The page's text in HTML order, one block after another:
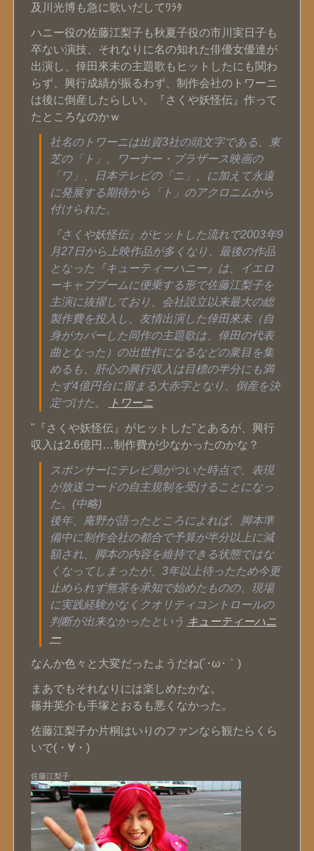
及川光博も急に歌いだしてﾜﾗﾀ
ハニー役の佐藤江梨子も秋夏子役の市川実日子も
卒ない演技、それなりに名の知れた俳優女優達が
出演し、倖田來未の主題歌もヒットしたにも関わ
らず、興行成績が振るわず、制作会社のトワーニ
は後に倒産したらしい。『さくや妖怪伝』作って
たところなのかｗ
社名のトワーニは出資3社の頭文字である、東
芝の「ト」、ワーナー・ブラザース映画の
「ワ」、日本テレビの「ニ」、に加えて永遠
に発展する期待から「ト」のアクロニムから
付けられた。
『さくや妖怪伝』がヒットした流れで2003年9
月27日から上映作品が多くなり、最後の作品
となった『キューティーハニー』は、イエロ
ーキャブブームに便乗する形で佐藤江梨子を
主演に抜擢しており、会社設立以来最大の総
製作費を投入し、友情出演した倖田來未（自
身がカバーした同作の主題歌は、倖田の代表
曲となった）の出世作になるなどの衆目を集
めるも、肝心の興行収入は目標の半分にも満
たず4億円台に留まる大赤字となり、倒産を決
定づけた。
トワーニ
"『さくや妖怪伝』がヒットした"とあるが、興行
収入は2.6億円…制作費が少なかったのかな？
スポンサーにテレビ局がついた時点で、表現
が放送コードの自主規制を受けることになっ
た。(中略)
後年、庵野が語ったところによれば、脚本準
備中に制作会社の都合で予算が半分以上に減
額され、脚本の内容を維持できる状態ではな
くなってしまったが、3年以上待ったため今更
止められず無茶を承知で始めたものの、現場
に実践経験がなくクオリティコントロールの
判断が出来なかったという キューティーハニ
ー
なんか色々と大変だったようだね(´･ω･｀)
まあでもそれなりには楽しめたかな。
篠井英介も手塚とおるも悪くなかった。
佐藤江梨子か片桐はいりのファンなら観たらくら
いで(・∀・)
佐藤江梨子